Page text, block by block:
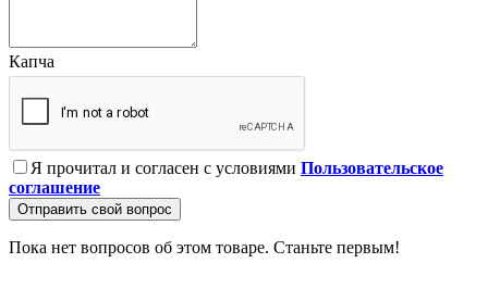
Капча
Я прочитал и согласен с условиями Пользовательское
соглашение
Отправить свой вопрос
Пока нет вопросов об этом товаре. Станьте первым!